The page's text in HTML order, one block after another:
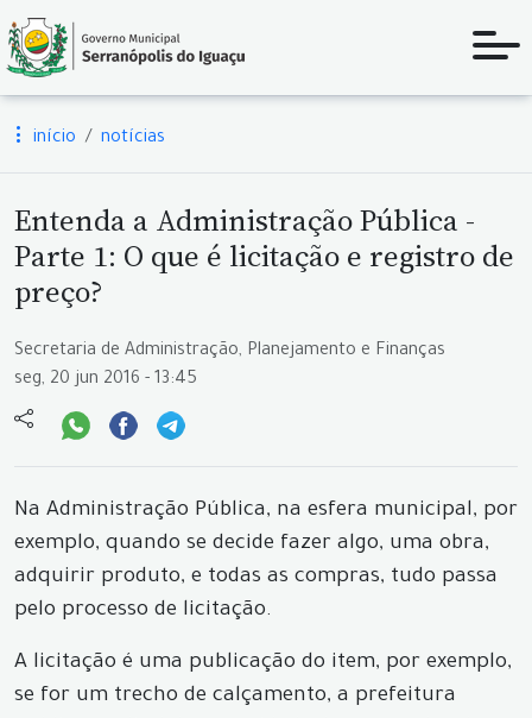
início notícias
Entenda a Administração Pública -
Parte 1: O que é licitação e registro de
preço?
Secretaria de Administração, Planejamento e Finanças
seg, 20 jun 2016 - 13:45
Na Administração Pública, na esfera municipal, por
exemplo, quando se decide fazer algo, uma obra,
adquirir produto, e todas as compras, tudo passa
pelo processo de licitação.
A licitação é uma publicação do item, por exemplo,
se for um trecho de calçamento, a prefeitura